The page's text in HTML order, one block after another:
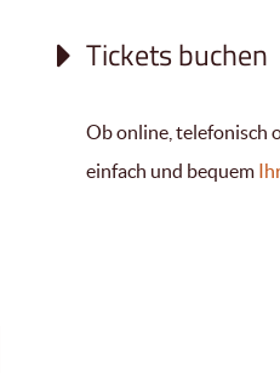
Tickets buchen
Ob online, telefonisch
einfach und bequem